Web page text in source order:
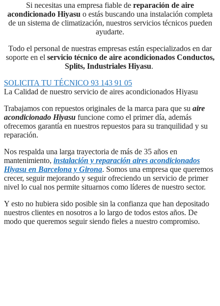
Si necesitas una empresa fiable de reparación de aire
acondicionado Hiyasu o estás buscando una instalación completa
de un sistema de climatización, nuestros servicios técnicos pueden
ayudarte.
Todo el personal de nuestras empresas están especializados en dar
soporte en el servicio técnico de aire acondicionados Conductos,
Splits, Industriales Hiyasu.
SOLICITA TU TÉCNICO 93 143 91 05
La Calidad de nuestro servicio de aires acondicionados Hiyasu
Trabajamos con repuestos originales de la marca para que su aire
acondicionado Hiyasu funcione como el primer día, además
ofrecemos garantía en nuestros repuestos para su tranquilidad y su
reparación.
Nos respalda una larga trayectoria de más de 35 años en
mantenimiento, instalación y reparación aires acondicionados
Hiyasu en Barcelona y Girona. Somos una empresa que queremos
crecer, seguir mejorando y seguir ofreciendo un servicio de primer
nivel lo cual nos permite situarnos como líderes de nuestro sector.
Y esto no hubiera sido posible sin la confianza que han depositado
nuestros clientes en nosotros a lo largo de todos estos años. De
modo que queremos seguir siendo fieles a nuestro compromiso.